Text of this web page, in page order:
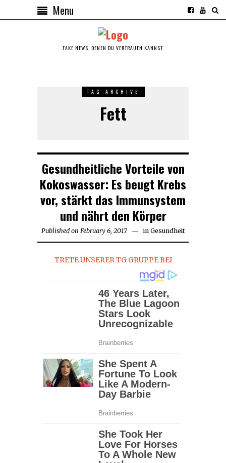
Menu
FAKE NEWS, DENEN DU VERTRAUEN KANNST.
TAG ARCHIVE
Fett
Gesundheitliche Vorteile von
Kokoswasser: Es beugt Krebs
vor, stärkt das Immunsystem
und nährt den Körper
Published on February 6, 2017February
in Gesundheit
TRETE UNSERER TG GRUPPE BEI